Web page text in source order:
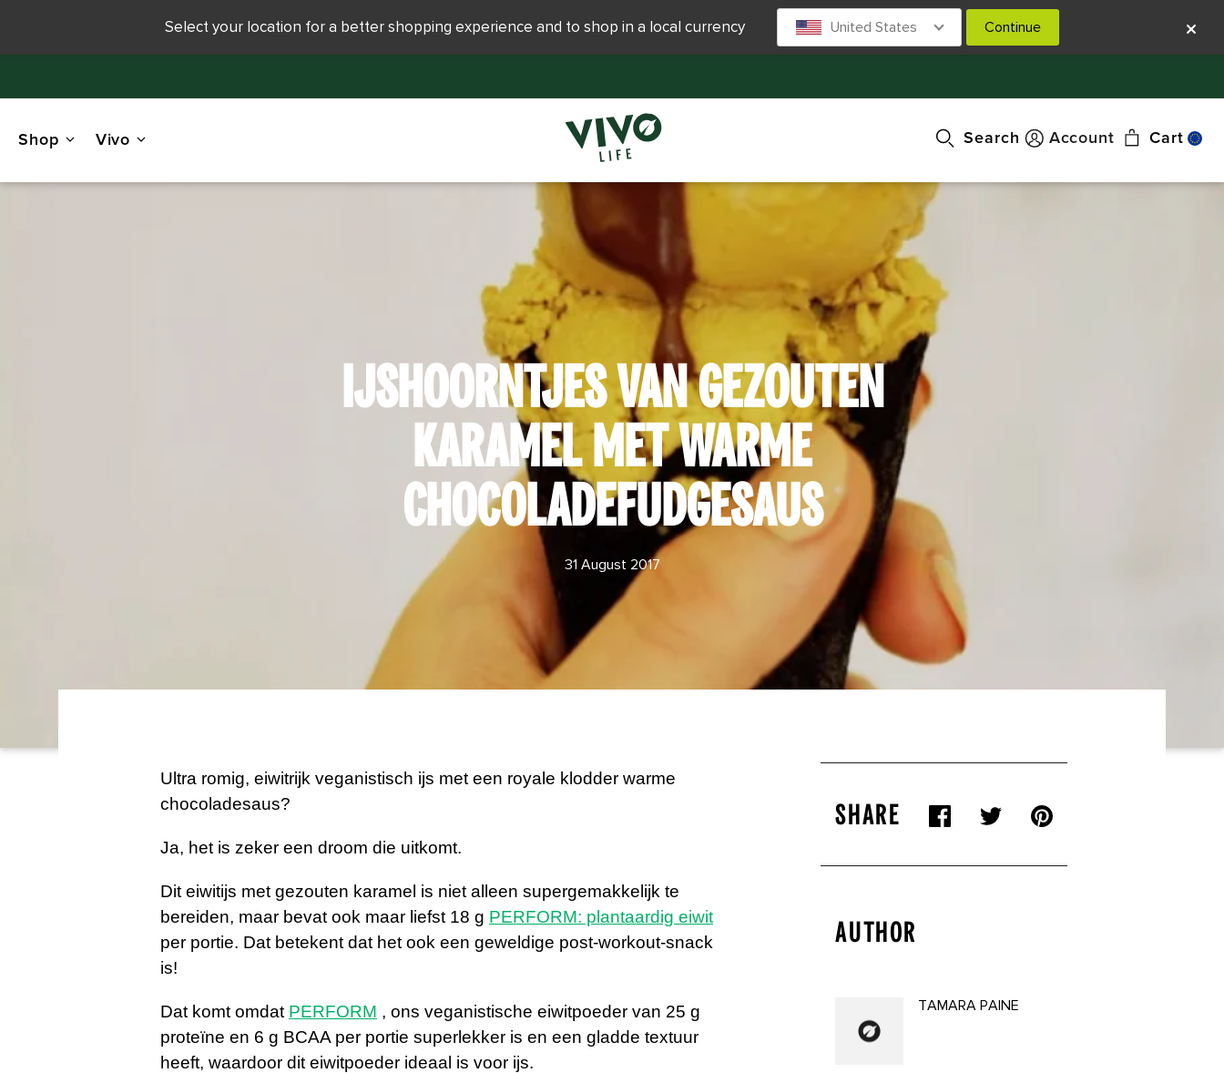
Shop Vivo Search Account Cart
IJSHOORNTJES VAN GEZOUTEN
KARAMEL MET WARME
CHOCOLADEFUDGESAUS
31 August 2017
Ultra romig, eiwitrijk veganistisch ijs met een royale klodder warme
chocoladesaus?
Ja, het is zeker een droom die uitkomt.
Dit eiwitijs met gezouten karamel is niet alleen supergemakkelijk te
bereiden, maar bevat ook maar liefst 18 g PERFORM: plantaardig eiwit
per portie. Dat betekent dat het ook een geweldige post-workout-snack
is!
Dat komt omdat PERFORM , ons veganistische eiwitpoeder van 25 g
proteïne en 6 g BCAA per portie superlekker is en een gladde textuur
heeft, waardoor dit eiwitpoeder ideaal is voor ijs.
SHARE
AUTHOR
TAMARA PAINE
Select your location for a better shopping experience and to shop in a local currency United States Continue